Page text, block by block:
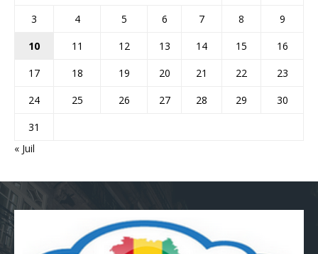
3
4 5 6 7 8
9
10
11 12 13 14 15
16
17
18 19 20 21 22
23
24
25 26 27 28 29
30
31
« Juil